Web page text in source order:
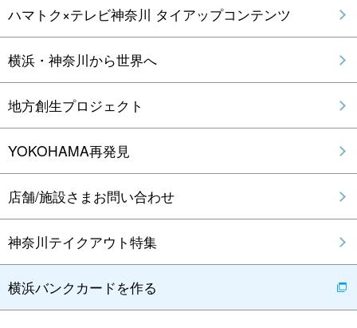
ハマトク×テレビ神奈川 タイアップコンテンツ
横浜・神奈川から世界へ
地方創生プロジェクト
YOKOHAMA再発見
店舗/施設さまお問い合わせ
神奈川テイクアウト特集
横浜バンクカードを作る